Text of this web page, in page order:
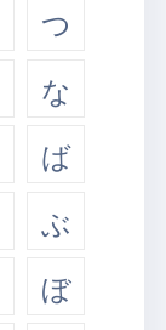
つ
な
ば
ぶ
ぼ